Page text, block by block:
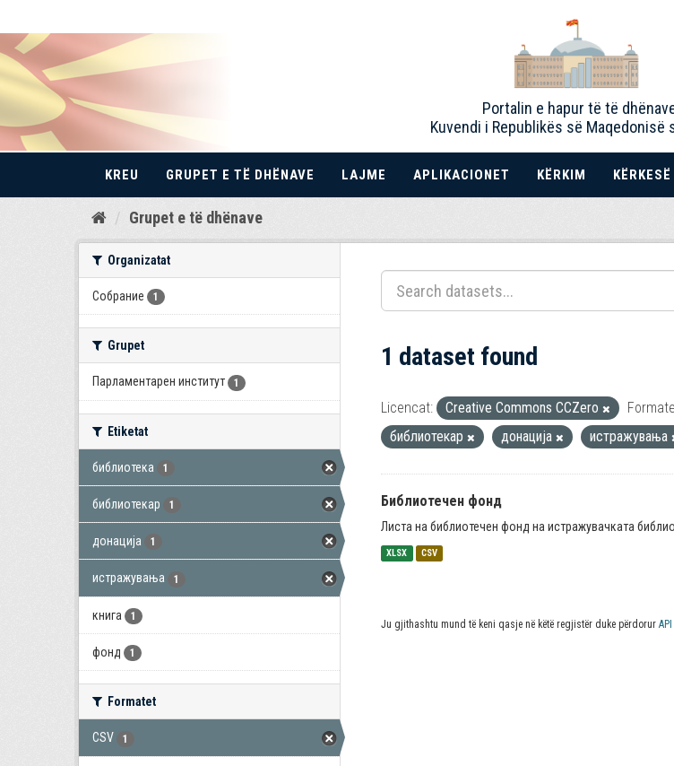
Kalo
Portalin e hapur të të
Kuvendi i Republikës së Maqedonisë
KREU GRUPET E TË DHËNAVE LAJME APLIKACIONET KËRKIM
Grupet e të dhënave
Organizatat
Собрание 1
Grupet
Парламентарен институт 1
Etiketat
библиотека 1
библиотекар 1
донација 1
истражувања 1
книга 1
фонд 1
Formatet
CSV 1
1 dataset found
Licencat: Creative Commons CCZero
библиотекар
донација истражувања
Библиотечен фонд
Листа на библиотечен фонд на истражувачката
XLSX CSV
Ju gjithashtu mund të keni qasje në këtë regjistër duke përdorur API